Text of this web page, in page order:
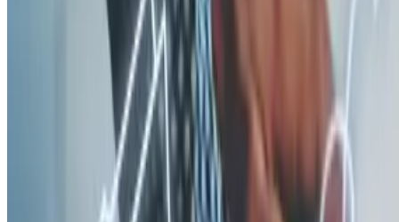
💡Что делать в 2025 году?
1️⃣ Зарегистрируйтесь (если не нашли информацию о своей
компанией) в личном кабинете ЭКГ-рейтинга и пройдите
анкетирование до 31 декабря 2025 г. 🗓 Есть ли ваша
организация в нем, можно проверить
2️⃣ Укрепите финансовые показатели: оптимизируйте
налоговые платежи, устраните просрочки, улучшите
оборачиваемость капитала 💰